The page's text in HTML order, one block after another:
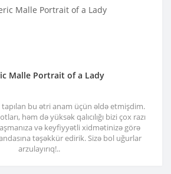
Malle Portrait of a Lady
tapılan bu ətri anam üçün əldə etmişdim.
həm də yüksək qalıcılığı bizi çox razı
və keyfiyyətli xidmətinizə görə
təşəkkür edirik. Sizə bol uğurlar
arzulayırıq!..